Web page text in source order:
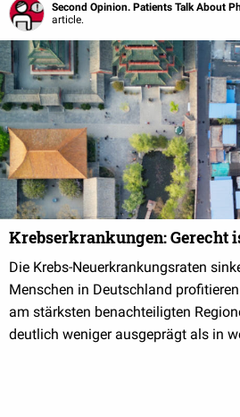
Second Opinion. Patients Talk About
article.
Krebserkrankungen: Gerecht
Die Krebs-Neuerkrankungsraten
Menschen in Deutschland
am stärksten benachteiligten
deutlich weniger ausgeprägt als in